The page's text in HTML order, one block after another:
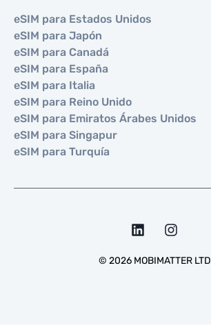
eSIM para Estados Unidos
eSIM para Japón
eSIM para Canadá
eSIM para España
eSIM para Italia
eSIM para Reino Unido
eSIM para Emiratos Árabes Unidos
eSIM para Singapur
eSIM para Turquía
© 2026MOBIMATTER LTD